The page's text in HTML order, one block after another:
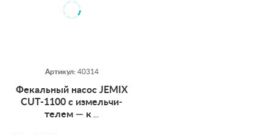
Артикул: 40314
Фе­каль­ный на­сос JEMIX
CUT-1100 с из­мель­чи­
телем — к …